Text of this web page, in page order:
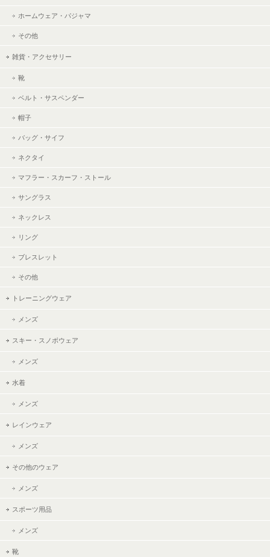
ホームウェア・パジャマ
その他
雑貨・アクセサリー
靴
ベルト・サスペンダー
帽子
バッグ・サイフ
ネクタイ
マフラー・スカーフ・ストール
サングラス
ネックレス
リング
ブレスレット
その他
トレーニングウェア
メンズ
スキー・スノボウェア
メンズ
水着
メンズ
レインウェア
メンズ
その他のウェア
メンズ
スポーツ用品
メンズ
靴